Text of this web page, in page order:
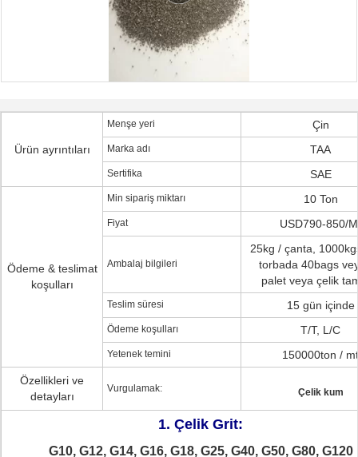
Ürün ayrıntıları
Menşe yeri Çin
Marka adı TAA
Sertifika SAE
Ödeme & teslimat
koşulları
Min sipariş miktarı 10 Ton
Fiyat USD790-850/
Ambalaj bilgileri
25kg / çanta,
torbada 40bags
palet veya çelik
Teslim süresi 15 gün içinde
Ödeme koşulları T/T, L/C
Yetenek temini
150000ton / mt
Özellikleri ve
detayları
Vurgulamak: Çelik kum
1. Çelik Grit:
G10, G12, G14, G16, G18, G25, G40, G50, G80, G120